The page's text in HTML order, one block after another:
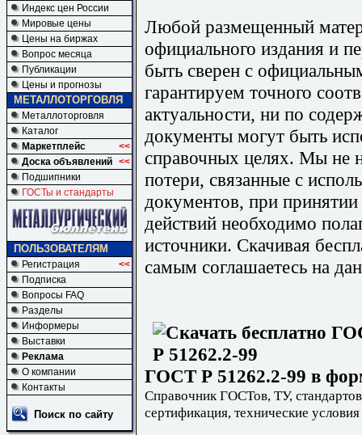
Индекс цен России
Мировые цены
Цены на биржах
Вопрос месяца
Публикации
Цены и прогнозы
МЕТАЛЛОТОРГОВЛЯ
Металлоторговля
Каталог
Маркетплейс
<<
Доска объявлений <<
Подшипники
ГОСТы и стандарты
ПОЛЬЗОВАТЕЛЯМ
Регистрация
<<
Подписка
Вопросы FAQ
Разделы
Информеры
Выставки
Реклама
О компании
Контакты
Поиск по сайту
Любой размещенный
официального издания и
быть сверен с
гарантируем точного
актуальности, ни по
документы могут быть
справочных целях. Мы не
потери, связанные с
документов, при
действий необходимо
источники. Скачивая
самым соглашаетесь на
ГОСТ Р 51262.2-99 в
Справочник ГОСТов, ТУ,
сертификация, технические условия